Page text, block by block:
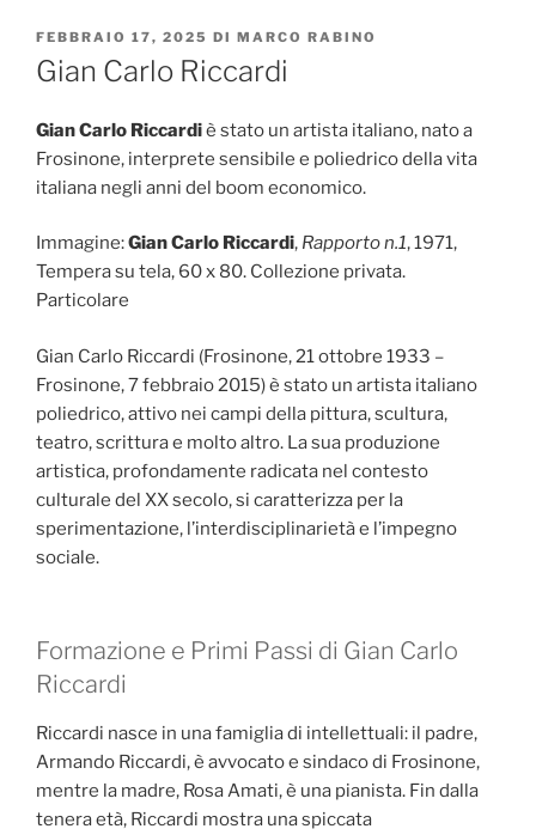
PUBBLICATO
IL
FEBBRAIO 17, 2025 DI MARCO RABINO
Gian Carlo Riccardi
Gian Carlo Riccardiè stato un artista italiano, nato a
Frosinone, interprete sensibile e poliedrico della vita
italiana negli anni del boom economico.
Immagine:Gian Carlo Riccardi, Rapporto n.1, 1971,
Tempera su tela, 60 x 80. Collezione privata.
Particolare
Gian Carlo Riccardi (Frosinone, 21 ottobre 1933 –
Frosinone, 7 febbraio 2015) è stato un artista italiano
poliedrico, attivo nei campi della pittura, scultura,
teatro, scrittura e molto altro. La sua produzione
artistica, profondamente radicata nel contesto
culturale del XX secolo, si caratterizza per la
sperimentazione, l’interdisciplinarietà e l’impegno
sociale.
Formazione e Primi Passi di Gian Carlo
Riccardi
Riccardi nasce in una famiglia di intellettuali: il padre,
Armando Riccardi, è avvocato e sindaco di Frosinone,
mentre la madre, Rosa Amati, è una pianista. Fin dalla
tenera età, Riccardi mostra una spiccata